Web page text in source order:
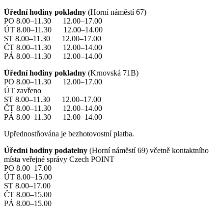
Úřední hodiny pokladny (Horní náměstí 67)
PO 8.00–11.30 12.00–17.00
ÚT 8.00–11.30 12.00–14.00
ST 8.00–11.30 12.00–17.00
ČT 8.00–11.30 12.00–14.00
PÁ 8.00–11.30 12.00–14.00
Úřední hodiny pokladny (Krnovská 71B)
PO 8.00–11.30 12.00–17.00
ÚT zavřeno
ST 8.00–11.30 12.00–17.00
ČT 8.00–11.30 12.00–14.00
PÁ 8.00–11.30 12.00–14.00
Upřednostňována je bezhotovostní platba.
Úřední hodiny podatelny (Horní náměstí 69) včetně kontaktního
místa veřejné správy Czech POINT
PO 8.00–17.00
ÚT 8.00–15.00
ST 8.00–17.00
ČT 8.00–15.00
PÁ 8.00–15.00